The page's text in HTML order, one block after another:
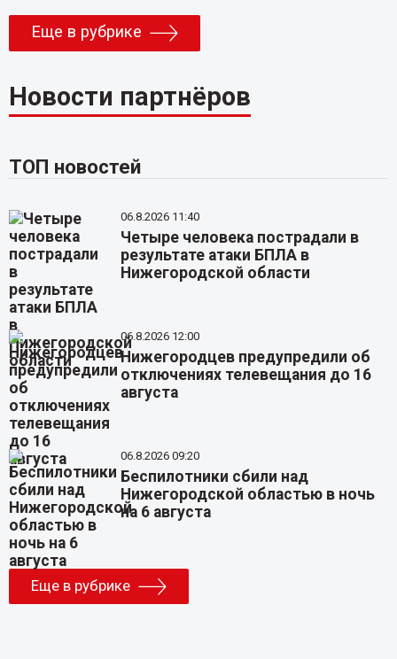
Еще в рубрике
Новости партнёров
ТОП новостей
06.8.2026 11:40
Четыре человека пострадали в
результате атаки БПЛА в
Нижегородской области
06.8.2026 12:00
Нижегородцев предупредили об
отключениях телевещания до 16
августа
06.8.2026 09:20
Беспилотники сбили над
Нижегородской областью в ночь
на 6 августа
Еще в рубрике